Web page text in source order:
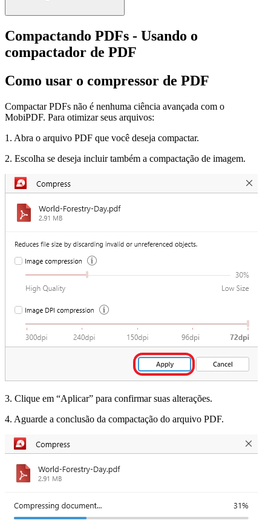
Compactando PDFs - Usando o
compactador de PDF
Como usar o compressor de PDF
Compactar PDFs não é nenhuma ciência avançada com o
MobiPDF. Para otimizar seus arquivos:
1. Abra o arquivo PDF que você deseja compactar.
2. Escolha se deseja incluir também a compactação de imagem.
3. Clique em “Aplicar” para confirmar suas alterações.
4. Aguarde a conclusão da compactação do arquivo PDF.